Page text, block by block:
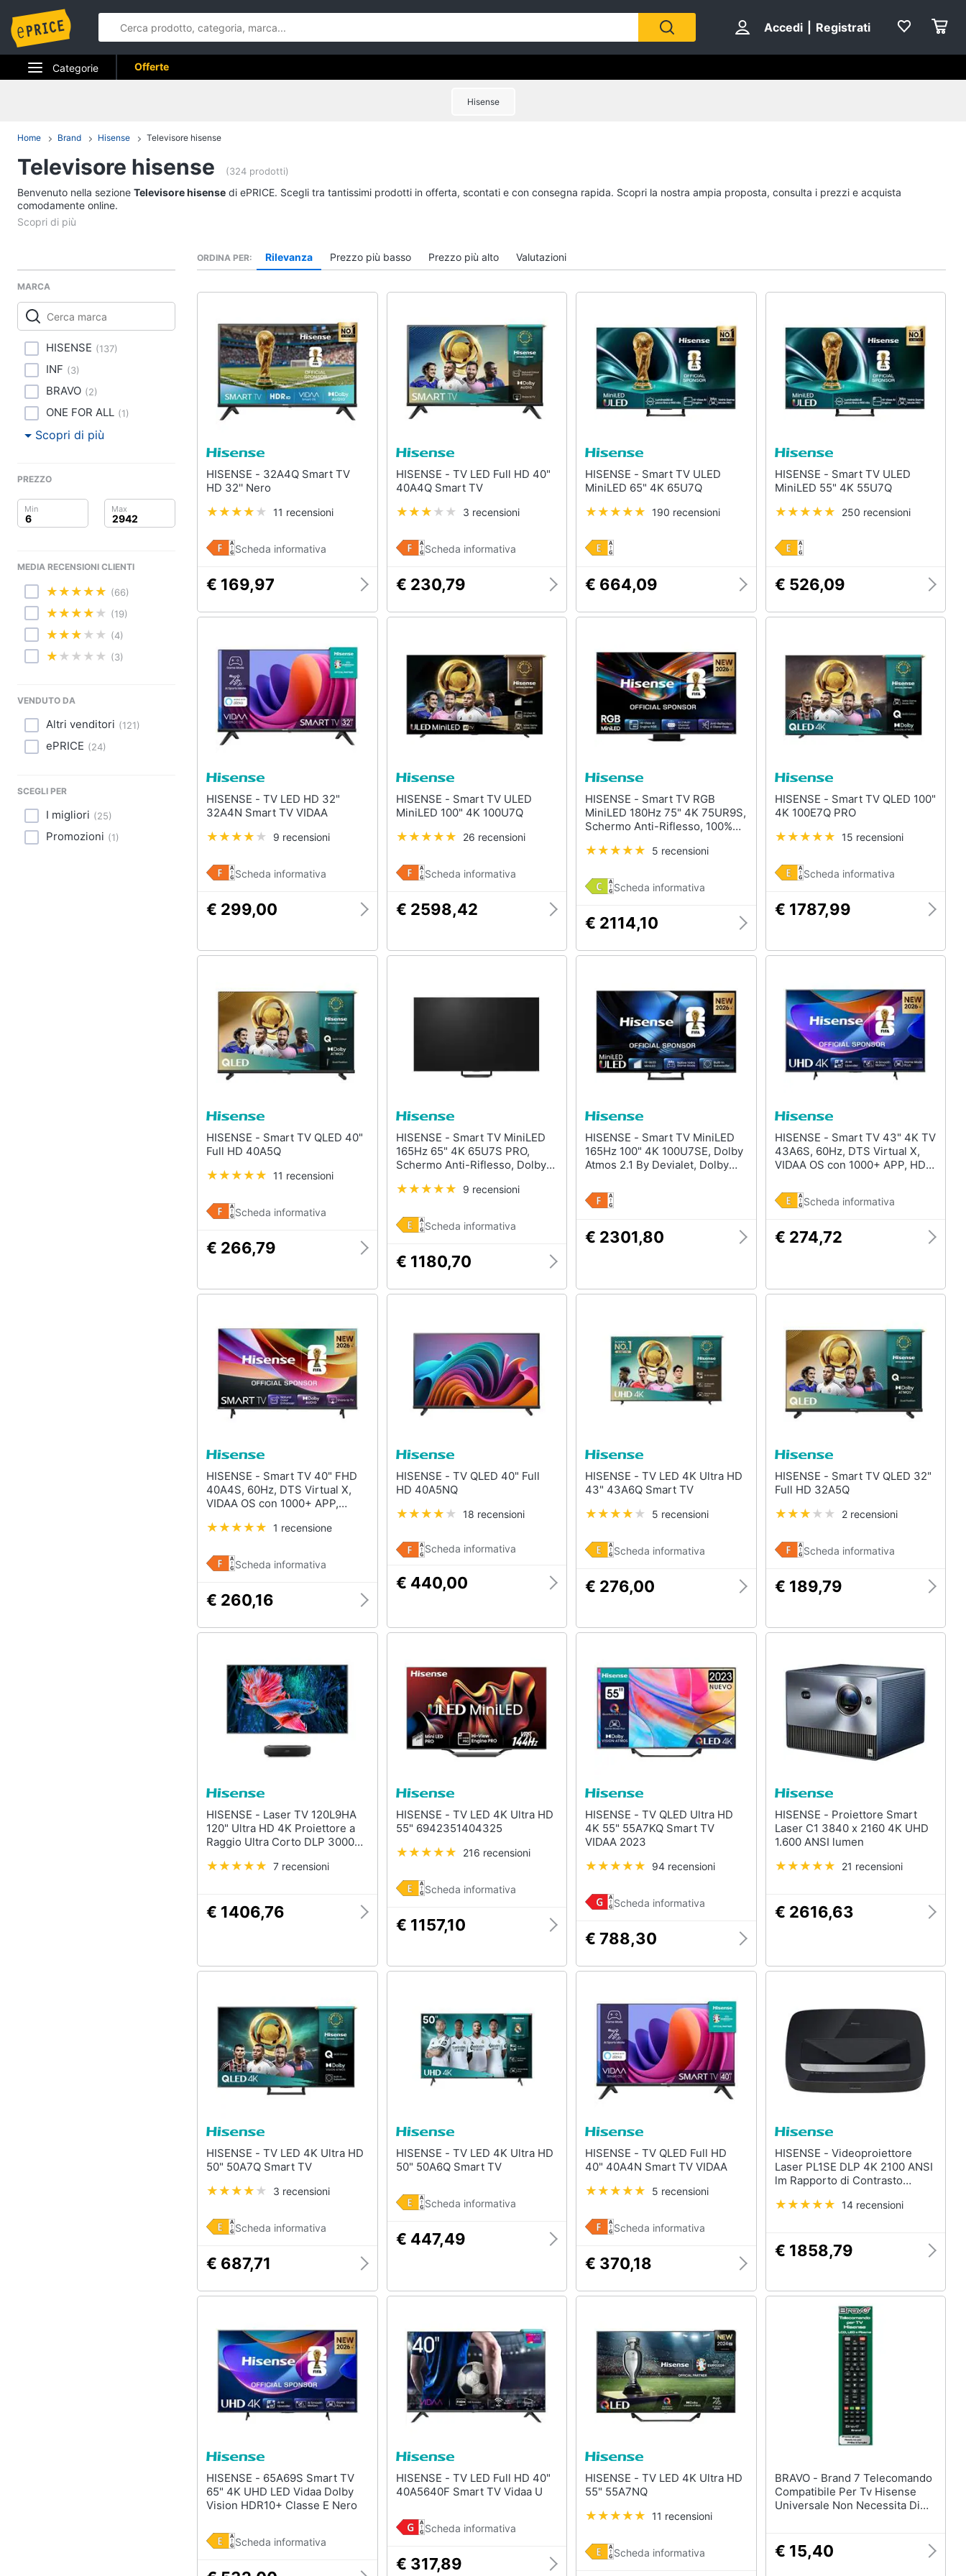
Accedi Registrati
Categorie
Telefonia
Tv e Home Cinema
Smart home
Clima
Arredo
Brico e Giardinaggio
Salute e igiene
Prima infanzia
Abbigliamento
Libri, cd e dvd
Promozioni
Offerte
Hisense
Home Brand Hisense Televisore hisense
Televisore hisense (324 prodotti)
Benvenuto nella sezione Televisore hisense di ePRICE. Scegli tra tantissimi prodotti in offerta, scontati e con consegna rapida. Scopri la nostra ampia proposta, consulta i prezzi e acquista
comodamente online.
MARCA
HISENSE (137)
INF (3)
BRAVO (2)
ONE FOR ALL (1)
Scopri di più
PREZZO
MEDIA RECENSIONI CLIENTI
(66)
(19)
(4)
(3)
VENDUTO DA
Altri venditori (121)
ePRICE (24)
SCEGLI PER
I migliori (25)
Promozioni (1)
ORDINA PER Rilevanza Prezzo più basso Prezzo più alto Valutazioni
HISENSE - 32A4Q Smart TV
HD 32'' Nero
11 recensioni
Scheda informativa
€ 169,97
HISENSE - TV LED Full HD 40"
40A4Q Smart TV
3 recensioni
Scheda informativa
€ 230,79
HISENSE - Smart TV ULED
MiniLED 65" 4K 65U7Q
190 recensioni
€ 664,09
HISENSE - Smart TV ULED
MiniLED 55" 4K 55U7Q
250 recensioni
€ 526,09
HISENSE - TV LED HD 32"
32A4N Smart TV VIDAA
9 recensioni
Scheda informativa
€ 299,00
HISENSE - Smart TV ULED
MiniLED 100" 4K 100U7Q
26 recensioni
Scheda informativa
€ 2598,42
HISENSE - Smart TV RGB
MiniLED 180Hz 75" 4K 75UR9S,
Schermo Anti-Riflesso, 100%
Devialet, Dolby Vision IQ, VIDAA
Mode, Wifi 6E, BT, lativù 4K
5 recensioni
Scheda informativa
€ 2114,10
HISENSE - Smart TV QLED 100"
4K 100E7Q PRO
15 recensioni
Scheda informativa
€ 1787,99
HISENSE - Smart TV QLED 40"
Full HD 40A5Q
11 recensioni
Scheda informativa
€ 266,79
HISENSE - Smart TV MiniLED
165Hz 65" 4K 65U7S PRO,
Schermo Anti-Riflesso, Dolby
OS, Dolby Vision IQ, Native
Wifi, BT, AirPlay2, lativù 4K
9 recensioni
Scheda informativa
€ 1180,70
HISENSE - Smart TV MiniLED
165Hz 100" 4K 100U7SE, Dolby
Atmos 2.1 By Devialet, Dolby
165Hz Game Mode, VIDAA OS
con 1000+ APP, Alexa built-in,
€ 2301,80
HISENSE - Smart TV 43" 4K TV
43A6S, 60Hz, DTS Virtual X,
VIDAA OS con 1000+ APP, HDR
Bluetooth, Wifi, Alexa Built-in,
AirPlay2, lativù 4K
Scheda informativa
€ 274,72
HISENSE - Smart TV 40" FHD
40A4S, 60Hz, DTS Virtual X,
VIDAA OS con 1000+ APP,
Works with Alexa, lativù
1 recensione
Scheda informativa
€ 260,16
HISENSE - TV QLED 40" Full
HD 40A5NQ
18 recensioni
Scheda informativa
€ 440,00
HISENSE - TV LED 4K Ultra HD
43" 43A6Q Smart TV
5 recensioni
Scheda informativa
€ 276,00
HISENSE - Smart TV QLED 32"
Full HD 32A5Q
2 recensioni
Scheda informativa
€ 189,79
HISENSE - Laser TV 120L9HA
120" Ultra HD 4K Proiettore a
Raggio Ultra Corto DLP 3000
Proiezione Smart TV Vidaa U
7 recensioni
€ 1406,76
HISENSE - TV LED 4K Ultra HD
55" 6942351404325
216 recensioni
Scheda informativa
€ 1157,10
HISENSE - TV QLED Ultra HD
4K 55" 55A7KQ Smart TV
VIDAA 2023
94 recensioni
Scheda informativa
€ 788,30
HISENSE - Proiettore Smart
Laser C1 3840 x 2160 4K UHD
1.600 ANSI lumen
21 recensioni
€ 2616,63
HISENSE - TV LED 4K Ultra HD
50" 50A7Q Smart TV
3 recensioni
Scheda informativa
€ 687,71
HISENSE - TV LED 4K Ultra HD
50" 50A6Q Smart TV
Scheda informativa
€ 447,49
HISENSE - TV QLED Full HD
40" 40A4N Smart TV VIDAA
5 recensioni
Scheda informativa
€ 370,18
HISENSE - Videoproiettore
Laser PL1SE DLP 4K 2100 ANSI
lm Rapporto di Contrasto
14 recensioni
€ 1858,79
HISENSE - 65A69S Smart TV
65" 4K UHD LED Vidaa Dolby
Vision HDR10+ Classe E Nero
Scheda informativa
HISENSE - TV LED Full HD 40"
40A5640F Smart TV Vidaa U
Scheda informativa
€ 317,89
HISENSE - TV LED 4K Ultra HD
55" 55A7NQ
11 recensioni
Scheda informativa
BRAVO - Brand 7 Telecomando
Compatibile Per Tv Hisense
Universale Non Necessita Di
€ 15,40